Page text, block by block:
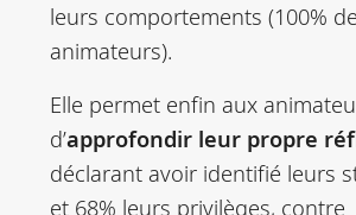
leurs comportements (100%
animateurs).
Elle permet enfin aux
d’approfondir leur propre
déclarant avoir identifié leurs
et 68% leurs privilèges, contre